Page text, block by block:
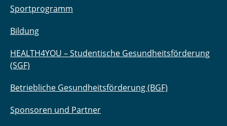
Sportprogramm
Bildung
HEALTH4YOU – Studentische Gesundheitsförderung
(SGF)
Betriebliche Gesundheitsförderung (BGF)
Sponsoren und Partner